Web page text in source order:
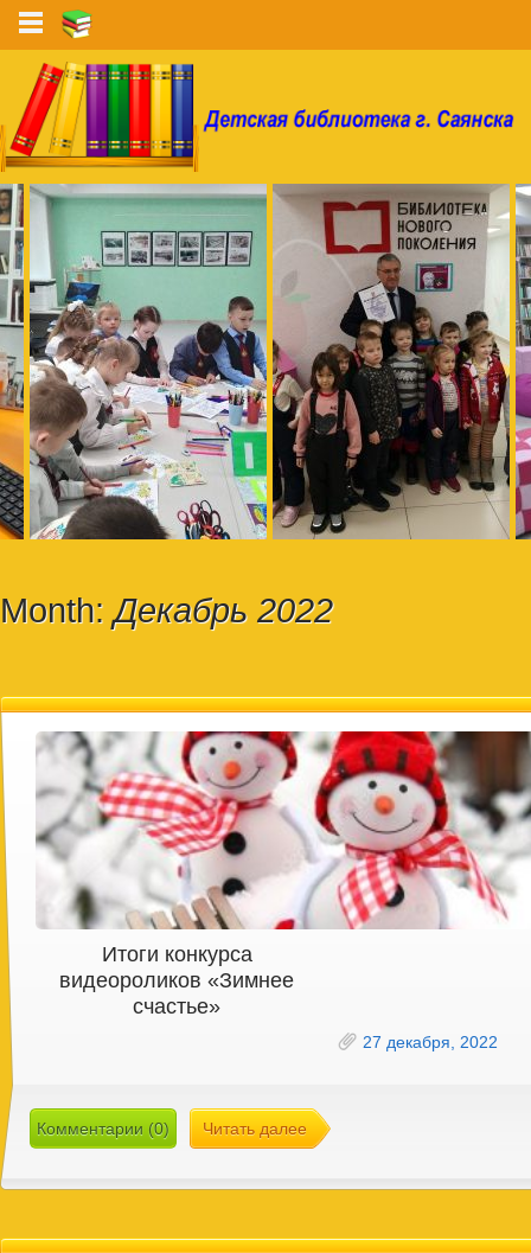
Month:Декабрь 2022
Итоги конкурса
видеороликов «Зимнее
счастье»
27 декабря, 2022
Комментарии (0) Читать далее